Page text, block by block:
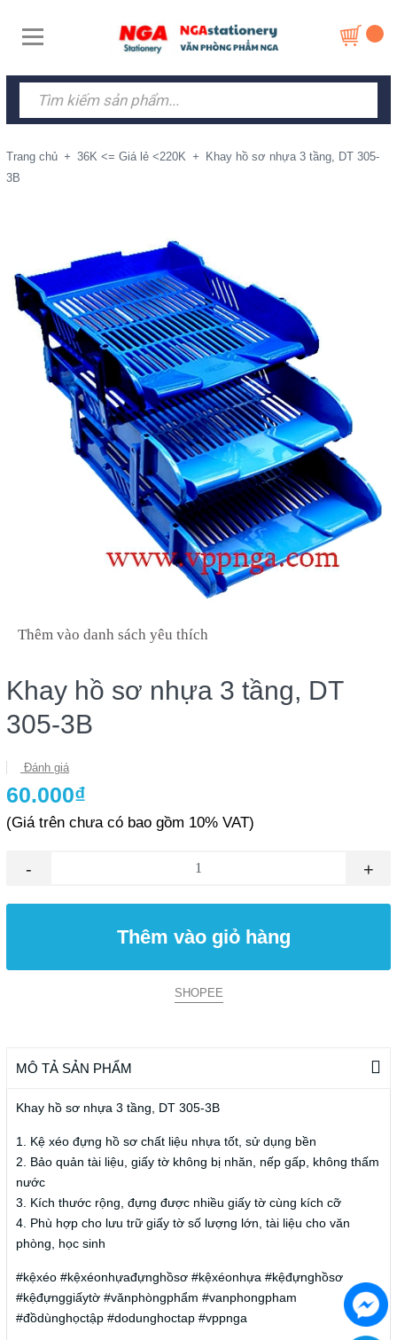
Trang chủ + 36K <= Giá lẻ <220K +
Khay hồ sơ nhựa 3 tầng, DT 305-
3B
Thêm vào danh sách yêu thích
Khay hồ sơ nhựa 3 tầng, DT
305-3B
Đánh giá
60.000₫
(Giá trên chưa có bao gồm 10% VAT)
- +
Thêm vào giỏ hàng
SHOPEE
MÔ TẢ SẢN PHẨM
Khay hồ sơ nhựa 3 tầng, DT 305-3B
1. Kệ xéo đựng hồ sơ chất liệu nhựa tốt, sử dụng bền
2. Bảo quản tài liệu, giấy tờ không bị nhăn, nếp gấp, không thấm
nước
3. Kích thước rộng, đựng được nhiều giấy tờ cùng kích cỡ
4. Phù hợp cho lưu trữ giấy tờ số lượng lớn, tài liệu cho văn
phòng, học sinh
#kệxéo #kệxéonhựađựnghồsơ #kệxéonhựa #kệđựnghồsơ
#kệđựnggiấytờ #vănphòngphẩm #vanphongpham
#đồdùnghọctập #dodunghoctap #vppnga